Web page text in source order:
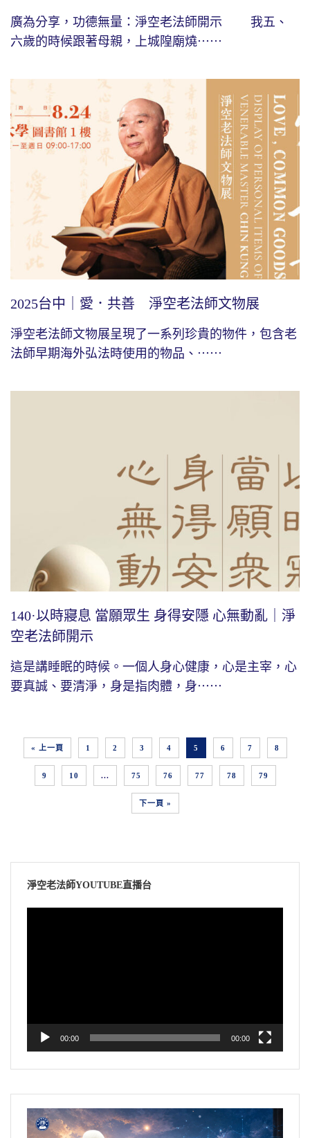
廣為分享，功德無量：淨空老法師開示 我五、
六歲的時候跟著母親，上城隍廟燒⋯⋯
2025台中｜愛．共善 淨空老法師文物展
淨空老法師文物展呈現了一系列珍貴的物件，包含老
法師早期海外弘法時使用的物品、⋯⋯
140·以時寢息 當願眾生 身得安隱 心無動亂｜淨
空老法師開示
這是講睡眠的時候。一個人身心健康，心是主宰，心
要真誠、要清淨，身是指肉體，身⋯⋯
« 上一頁 1 2 3 4 5 6 7 8
9 10 ... 75 76 77 78 79
下一頁 »
淨空老法師YOUTUBE直播台
00:00 00:00